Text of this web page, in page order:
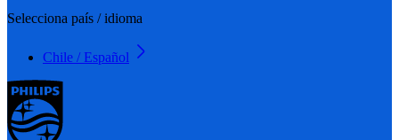
Selecciona país / idioma
Chile / Español